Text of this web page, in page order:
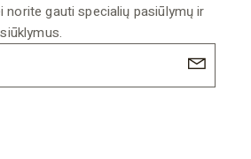
norite gauti specialių pasiūlymų ir